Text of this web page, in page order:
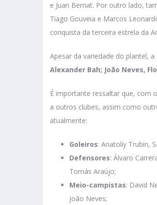
e Juan Bernat. Por outro lado,
Tiago Gouveia e Marcos
conquista da terceira estrela da
Apesar da variedade do plantel,
Alexander Bah; João Neves,
É importante ressaltar que, com
a outros clubes, assim como
atualmente:
Goleiros: Anatoliy Trubin,
Defensores: Álvaro
Tomás Araújo;
Meio-campistas: David
João Neves;